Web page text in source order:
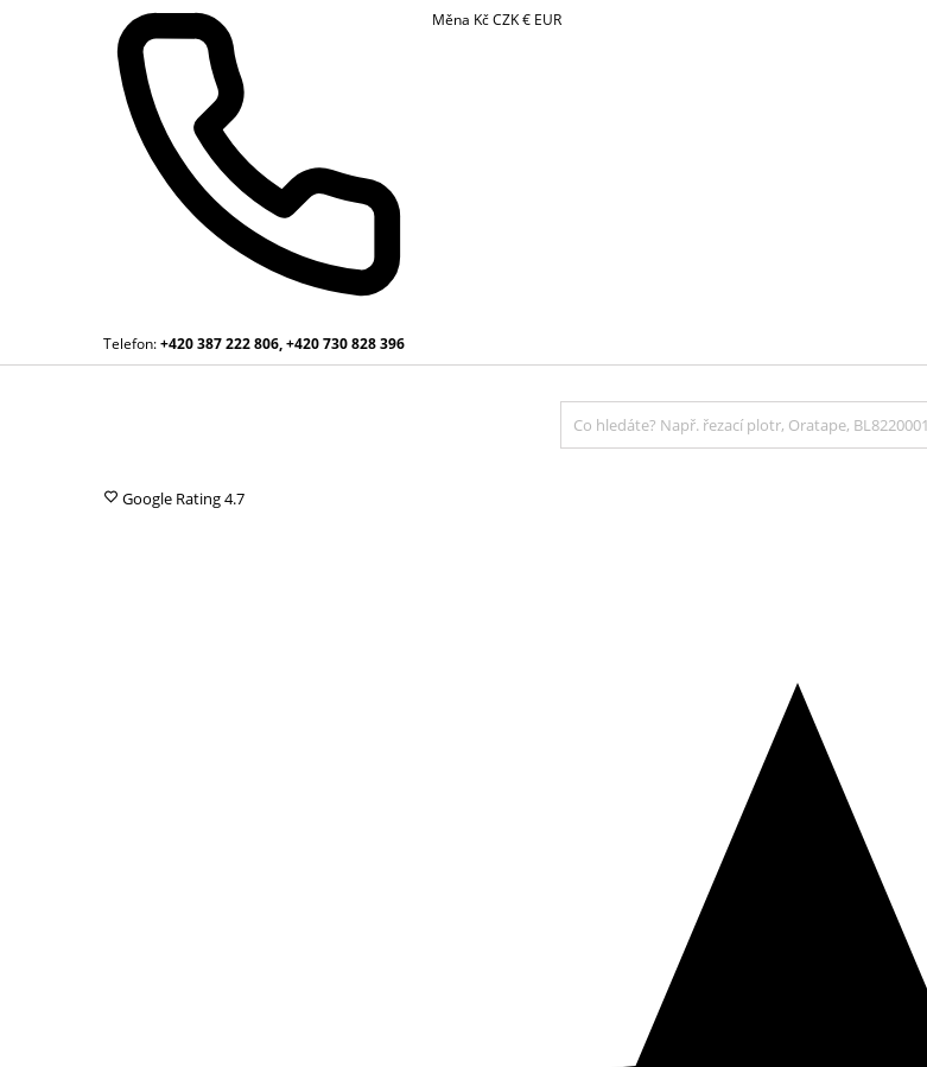
Telefon:+420 387 222 806, +420 730 828 396
Měna KčCZK€ EUR
Google Rating4.7